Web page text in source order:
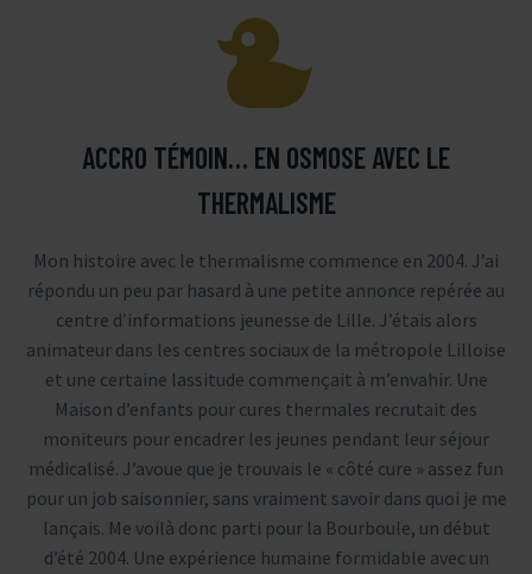


ACCRO TÉMOIN… EN OSMOSE AVEC LE
THERMALISME
Mon histoire avec le thermalisme commence en 2004. J’ai
répondu un peu par hasard à une petite annonce repérée au
centre d’informations jeunesse de Lille. J’étais alors
animateur dans les centres sociaux de la métropole Lilloise
et une certaine lassitude commençait à m’envahir. Une
Maison d’enfants pour cures thermales recrutait des
moniteurs pour encadrer les jeunes pendant leur séjour
médicalisé. J’avoue que je trouvais le « côté cure » assez fun
pour un job saisonnier, sans vraiment savoir dans quoi je me
lançais. Me voilà donc parti pour la Bourboule, un début
d’été 2004. Une expérience humaine formidable avec un